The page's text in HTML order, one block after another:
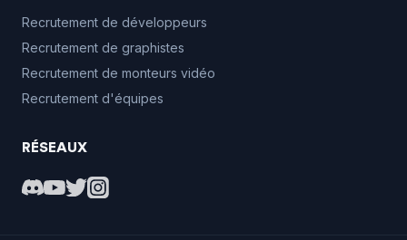
Recrutement de développeurs
Recrutement de graphistes
Recrutement de monteurs vidéo
Recrutement d'équipes
RÉSEAUX